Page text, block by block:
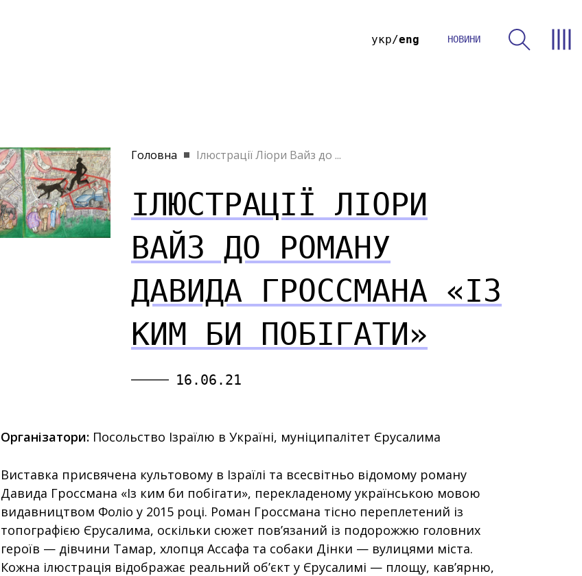
укр eng НОВИНИ
Головна Ілюстрації Ліори Вайз до ...
ІЛЮСТРАЦІЇ ЛІОРИ
ВАЙЗ ДО РОМАНУ
ДАВИДА ГРОССМАНА «ІЗ
КИМ БИ ПОБІГАТИ»
16.06.21
Організатори:Посольство Ізраїлю в Україні, муніципалітет Єрусалима
Виставка присвячена культовому в Ізраїлі та всесвітньо відомому роману
Давида Гроссмана «Із ким би побігати», перекладеному українською мовою
видавництвом Фоліо у 2015 році. Роман Гроссмана тісно переплетений із
топографією Єрусалима, оскільки сюжет пов’язаний із подорожжю головних
героїв — дівчини Тамар, хлопця Ассафа та собаки Дінки — вулицями міста.
Кожна ілюстрація відображає реальний об’єкт у Єрусалимі — площу, кав’ярню,